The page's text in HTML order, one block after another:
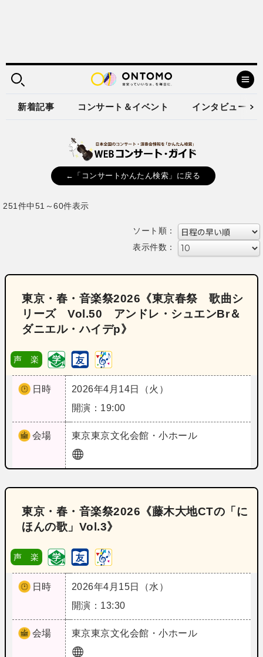
新着記事 コンサート＆イベント インタビュー
←「コンサートかんたん検索」に戻る
251件中51～60件表示
ソート順：
表示件数：
東京・春・音楽祭2026《東京春祭 歌曲シ
リーズ Vol.50 アンドレ・シュエンBr＆
ダニエル・ハイデp》
声 楽
日時
2026年4月14日（火）
開演：19:00
会場 東京東京文化会館・小ホール
東京・春・音楽祭2026《藤木大地CTの「に
ほんの歌」Vol.3》
声 楽
日時
2026年4月15日（水）
開演：13:30
会場 東京東京文化会館・小ホール